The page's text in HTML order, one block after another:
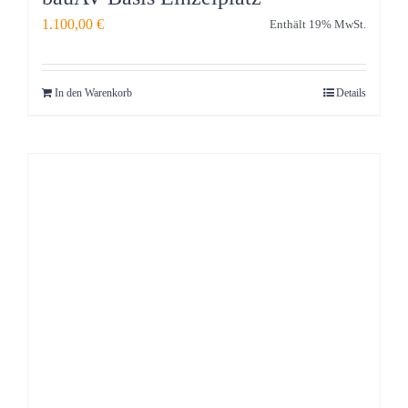
1.100,00 € Enthält 19% MwSt.
In den Warenkorb Details